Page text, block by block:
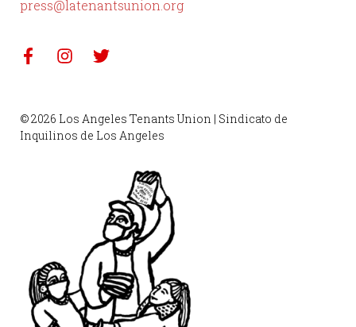
press@latenantsunion.org
© 2026 Los Angeles Tenants Union | Sindicato de
Inquilinos de Los Angeles